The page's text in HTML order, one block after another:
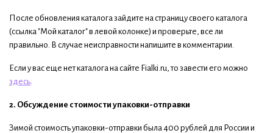
После обновления каталога зайдите на страницу своего каталога
(ссылка "Мой каталог" в левой колонке) и проверьте, все ли
правильно. В случае неисправности напишите в комментарии.
Если у вас еще нет каталога на сайте Fialki.ru, то завести его можно
здесь.
2. Обсуждение стоимости упаковки-отправки
Зимой стоимость упаковки-отправки была 400 рублей для России и